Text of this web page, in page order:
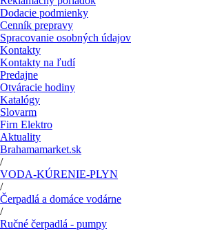
Dodacie podmienky
Cenník prepravy
Spracovanie osobných údajov
Kontakty
Kontakty na ľudí
Predajne
Otváracie hodiny
Katalógy
Slovarm
Firn Elektro
Aktuality
Brahamamarket.sk
/
VODA-KÚRENIE-PLYN
/
Čerpadlá a domáce vodárne
/
Ručné čerpadlá - pumpy